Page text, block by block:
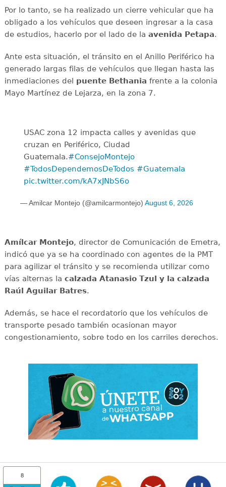
Por lo tanto, se ha realizado un cierre vehicular que ha
obligado a los vehículos que deseen ingresar a la casa
de estudios, hacerlo por el lado de la avenida Petapa.
Ante esta situación, el tránsito en el Anillo Periférico ha
generado largas filas de vehículos que llegan hasta las
inmediaciones del puente Bethania frente a la colonia
Mayo Martínez de Lejarza, en la zona 7.
USAC zona 12 impacta calles y avenidas que
cruzan en Periférico, Ciudad
Guatemala.#ConsejoMontejo
#TodosDependemosDeTodos #Guatemala
pic.twitter.com/kA7xJNbS6o
— Amilcar Montejo (@amilcarmontejo) August 6, 2026
Amílcar Montejo, director de Comunicación de Emetra,
indicó que ya se ha coordinado con agentes de la PMT
para agilizar el tránsito y se recomienda utilizar como
vías alternas la calzada Atanasio Tzul y la calzada
Raúl Aguilar Batres.
Además, se hace el recordatorio que los vehículos de
transporte pesado también ocasionan mayor
congestionamiento, sobre todo en los carriles derechos.
8